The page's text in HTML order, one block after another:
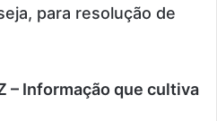
para resolução de
– Informação que cultiva